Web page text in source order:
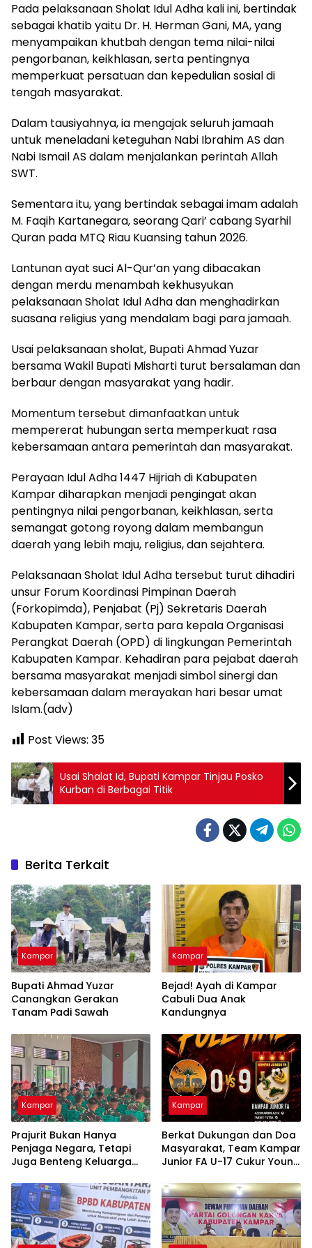
Pada pelaksanaan Sholat Idul Adha kali ini, bertindak
sebagai khatib yaitu Dr. H. Herman Gani, MA, yang
menyampaikan khutbah dengan tema nilai-nilai
pengorbanan, keikhlasan, serta pentingnya
memperkuat persatuan dan kepedulian sosial di
tengah masyarakat.
Dalam tausiyahnya, ia mengajak seluruh jamaah
untuk meneladani keteguhan Nabi Ibrahim AS dan
Nabi Ismail AS dalam menjalankan perintah Allah
SWT.
Sementara itu, yang bertindak sebagai imam adalah
M. Faqih Kartanegara, seorang Qari’ cabang Syarhil
Quran pada MTQ Riau Kuansing tahun 2026.
Lantunan ayat suci Al-Qur’an yang dibacakan
dengan merdu menambah kekhusyukan
pelaksanaan Sholat Idul Adha dan menghadirkan
suasana religius yang mendalam bagi para jamaah.
Usai pelaksanaan sholat, Bupati Ahmad Yuzar
bersama Wakil Bupati Misharti turut bersalaman dan
berbaur dengan masyarakat yang hadir.
Momentum tersebut dimanfaatkan untuk
mempererat hubungan serta memperkuat rasa
kebersamaan antara pemerintah dan masyarakat.
Perayaan Idul Adha 1447 Hijriah di Kabupaten
Kampar diharapkan menjadi pengingat akan
pentingnya nilai pengorbanan, keikhlasan, serta
semangat gotong royong dalam membangun
daerah yang lebih maju, religius, dan sejahtera.
Pelaksanaan Sholat Idul Adha tersebut turut dihadiri
unsur Forum Koordinasi Pimpinan Daerah
(Forkopimda), Penjabat (Pj) Sekretaris Daerah
Kabupaten Kampar, serta para kepala Organisasi
Perangkat Daerah (OPD) di lingkungan Pemerintah
Kabupaten Kampar. Kehadiran para pejabat daerah
bersama masyarakat menjadi simbol sinergi dan
kebersamaan dalam merayakan hari besar umat
Islam.(adv)
Post Views: 35
Usai Shalat Id, Bupati Kampar Tinjau Posko
Kurban di Berbagai Titik
Berita Terkait
Kampar
Bupati Ahmad Yuzar
Canangkan Gerakan
Tanam Padi Sawah
Kampar
Bejad! Ayah di Kampar
Cabuli Dua Anak
Kandungnya
Kampar
Prajurit Bukan Hanya
Penjaga Negara, Tetapi
Juga Benteng Keluarga
Kampar
Berkat Dukungan dan Doa
Masyarakat, Team Kampar
Junior FA U-17 Cukur Young
Soeratin